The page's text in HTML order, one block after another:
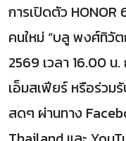
การเปิดตัว
คนใหม่ “บลู พงศ์ทิวั
2569 เวลา 16.00
เอ็มสเฟียร์ หรือร่วม
สดๆ ผ่านทาง